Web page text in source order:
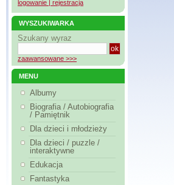
logowanie | rejestracja
WYSZUKIWARKA
Szukany wyraz
zaawansowane >>>
MENU
Albumy
Biografia / Autobiografia
/ Pamiętnik
Dla dzieci i młodzieży
Dla dzieci / puzzle /
interaktywne
Edukacja
Fantastyka